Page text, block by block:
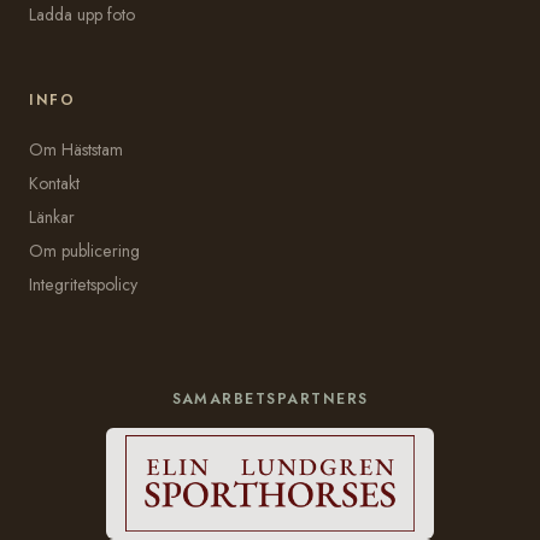
Ladda upp foto
INFO
Om Häststam
Kontakt
Länkar
Om publicering
Integritetspolicy
SAMARBETSPARTNERS